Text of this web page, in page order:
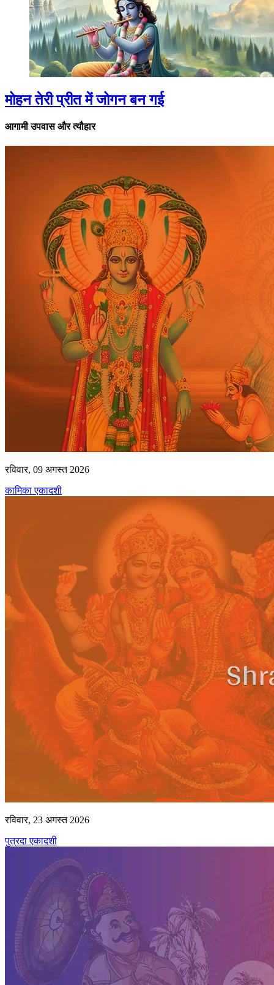
मोहन तेरी प्रीत में जोगन बन गई
आगामी उपवास और त्यौहार
रविवार, 09 अगस्त 2026
कामिका एकादशी
रविवार, 23 अगस्त 2026
पुत्रदा एकादशी